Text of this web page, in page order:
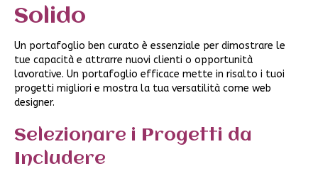
Solido
Un portafoglio ben curato è essenziale per dimostrare le
tue capacità e attrarre nuovi clienti o opportunità
lavorative. Un portafoglio efficace mette in risalto i tuoi
progetti migliori e mostra la tua versatilità come web
designer.
Selezionare i Progetti da
Includere